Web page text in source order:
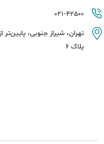
021-42500
پلاک 6